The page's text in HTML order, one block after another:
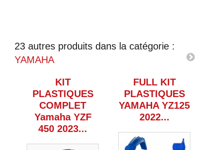
23 autres produits dans la catégorie :
YAMAHA
KIT
PLASTIQUES
COMPLET
Yamaha YZF
450 2023...
FULL KIT
PLASTIQUES
YAMAHA YZ125
2022...